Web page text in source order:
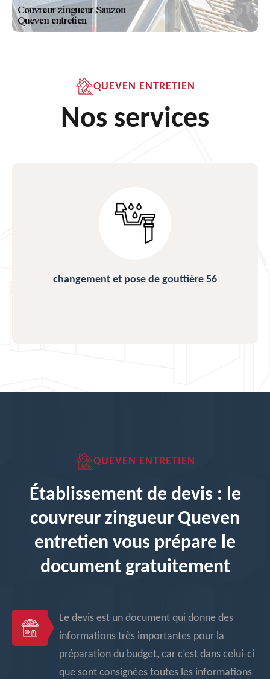
QUEVEN ENTRETIEN
Nos services
changement et pose de gouttière 56
QUEVEN ENTRETIEN
Établissement de devis : le
couvreur zingueur Queven
entretien vous prépare le
document gratuitement
Le devis est un document qui donne des
informations très importantes pour la
préparation du budget, car c’est dans celui-ci
que sont consignées toutes les informations